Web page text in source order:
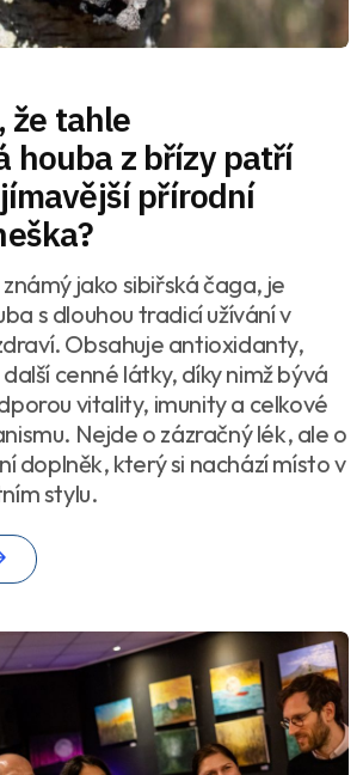
že tahle
houba z břízy patří
přírodní
jako sibiřská čaga, je
s dlouhou tradicí užívání v
Obsahuje antioxidanty,
cenné látky, díky nimž bývá
vitality, imunity a celkové
Nejde o zázračný lék, ale o
doplněk, který si nachází místo v
stylu.